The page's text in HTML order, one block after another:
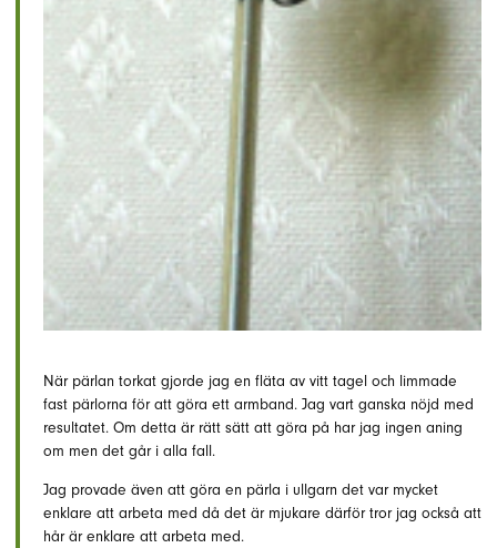
När pärlan torkat gjorde jag en fläta av vitt tagel och limmade
fast pärlorna för att göra ett armband. Jag vart ganska nöjd med
resultatet. Om detta är rätt sätt att göra på har jag ingen aning
om men det går i alla fall.
Jag provade även att göra en pärla i ullgarn det var mycket
enklare att arbeta med då det är mjukare därför tror jag också att
hår är enklare att arbeta med.